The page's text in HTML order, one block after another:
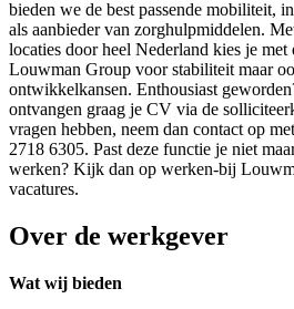
bieden we de best passende mobiliteit,
als aanbieder van zorghulpmiddelen.
locaties door heel Nederland kies je met
Louwman Group voor stabiliteit maar
ontwikkelkansen. Enthousiast
ontvangen graag je CV via de
vragen hebben, neem dan contact op
2718 6305. Past deze functie je niet
werken? Kijk dan op werken-bij
vacatures.
Over de werkgever
Wat wij bieden